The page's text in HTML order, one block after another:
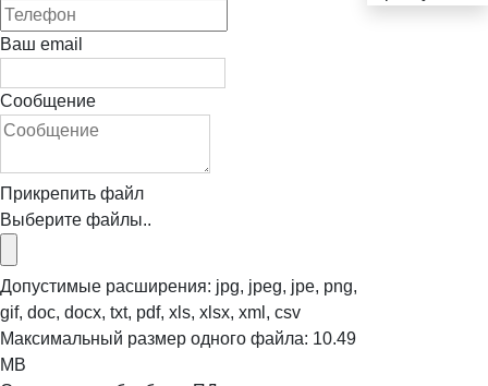
Ваш email
Сообщение
Прикрепить файл
Выберите файлы..
Допустимые расширения: jpg, jpeg, jpe, png,
gif, doc, docx, txt, pdf, xls, xlsx, xml, csv
Максимальный размер одного файла: 10.49
MB